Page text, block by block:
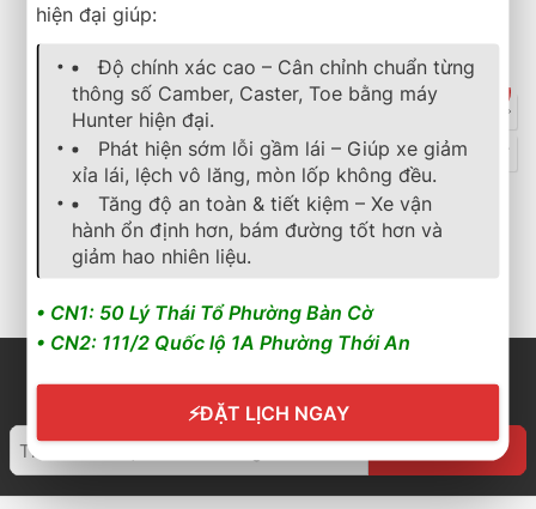
Sản phẩm tương tự
lốp xe, bridgestone ,turanza
LỐP XE BRIDGESTONE
195/60R16 TURANZA
T06
2.150.000₫
Cần nhận báo giá mới
nhất? Nhấn vào đây để
Lốp Xe Bridgestone
205/60R17 Turanza
T05
2.754.000₫
nhất? Nhấn vào đây để
hiện đại giúp:
Độ chính xác cao – Cân chỉnh chuẩn từng
thông số Camber, Caster, Toe bằng máy
Hunter hiện đại.
Phát hiện sớm lỗi gầm lái – Giúp xe giảm
xỉa lái, lệch vô lăng, mòn lốp không đều.
Tăng độ an toàn & tiết kiệm – Xe vận
hành ổn định hơn, bám đường tốt hơn và
giảm hao nhiên liệu.
• CN1: 50 Lý Thái Tổ Phường Bàn Cờ
• CN2: 111/2 Quốc lộ 1A Phường Thới An
⚡ĐẶT LỊCH NGAY